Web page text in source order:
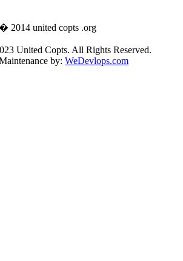
� 2014 united copts .org
United Copts. All Rights Reserved.
by: WeDevlops.com